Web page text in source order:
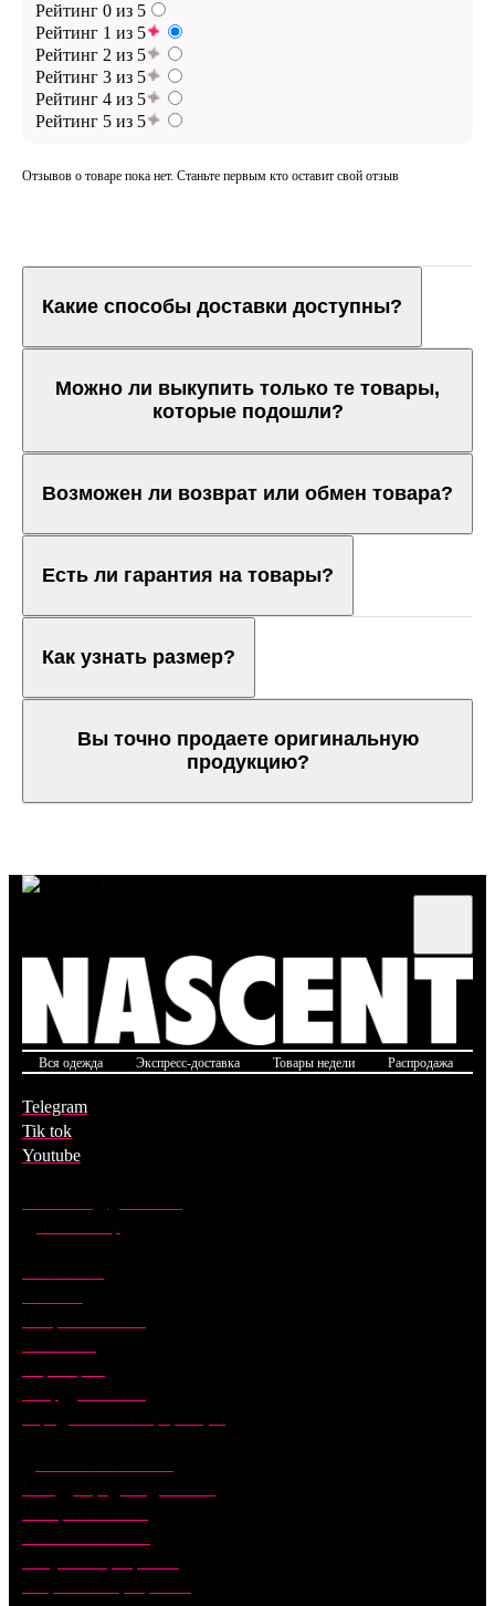
Рейтинг 0 из 5
Рейтинг 1 из 5
Рейтинг 2 из 5
Рейтинг 3 из 5
Рейтинг 4 из 5
Рейтинг 5 из 5
Отзывов о товаре пока нет. Станьте первым кто оставит свой отзыв
Какие способы доставки доступны?
Можно ли выкупить только те товары,
которые подошли?
Возможен ли возврат или обмен товара?
Есть ли гарантия на товары?
Как узнать размер?
Вы точно продаете оригинальную
продукцию?
Вся одежда Экспресс-доставка Товары недели Распродажа
Telegram
Tik tok
Youtube